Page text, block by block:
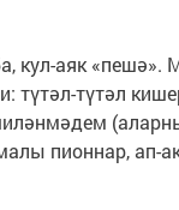
кул-аяк
түтәл-түтәл
пионнар, ап-